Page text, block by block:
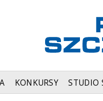
KONKURSY STUDIO